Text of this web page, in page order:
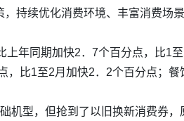
持续优化消费环境、丰富消费场
年同期加快2．7个百分点，比1
比1至2月加快2．2个百分点；餐
机型，但抢到了以旧换新消费券